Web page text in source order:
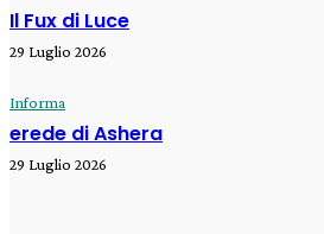
Il Fux di Luce
29 Luglio 2026
Informa
erede di Ashera
29 Luglio 2026